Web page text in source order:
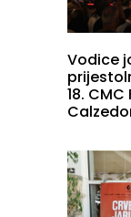
Vodice
18.